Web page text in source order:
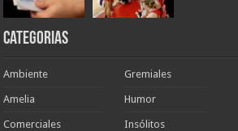
Categorias
Ambiente
Amelia
Comerciales
Gremiales
Humor
Insólitos